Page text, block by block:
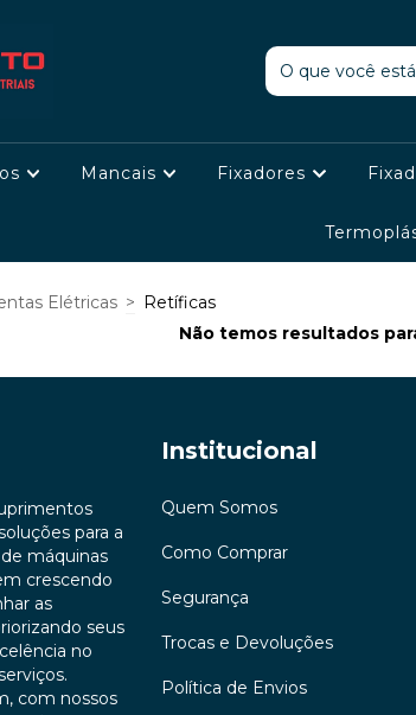
Mancais Fixadores
Elétricas > Retíficas
Não temos resultados
para a
máquinas
crescendo
as
seus
no
com nossos
Institucional
Quem Somos
Como Comprar
Segurança
Trocas e Devoluções
Política de Envios